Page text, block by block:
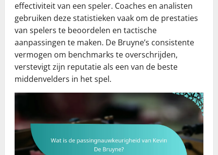
effectiviteit van een speler. Coaches en analisten
gebruiken deze statistieken vaak om de prestaties
van spelers te beoordelen en tactische
aanpassingen te maken. De Bruyne’s consistente
vermogen om benchmarks te overschrijden,
verstevigt zijn reputatie als een van de beste
middenvelders in het spel.